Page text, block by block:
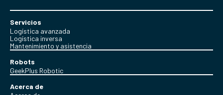
Servicios
Logística avanzada
Logística inversa
Mantenimiento y asistencia
Robots
GeekPlus Robotic
Acerca de